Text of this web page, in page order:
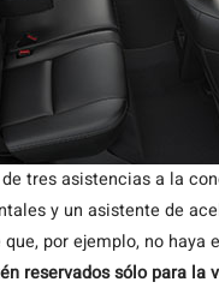
tres asistencias a la
y un asistente de
por ejemplo, no haya
reservados sólo para la